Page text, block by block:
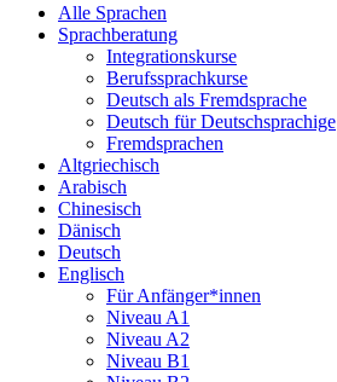
Alle Sprachen
Sprachberatung
Integrationskurse
Berufssprachkurse
Deutsch als Fremdsprache
Deutsch für Deutschsprachige
Fremdsprachen
Altgriechisch
Arabisch
Chinesisch
Dänisch
Deutsch
Englisch
Für Anfänger*innen
Niveau A1
Niveau A2
Niveau B1